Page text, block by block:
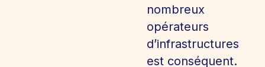
nombreux
opérateurs
d’infrastructures
est conséquent.